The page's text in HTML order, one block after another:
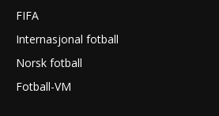
FIFA
Internasjonal fotball
Norsk fotball
Fotball-VM